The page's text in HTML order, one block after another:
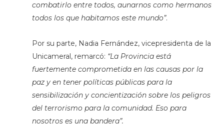
combatirlo entre todos, aunarnos como hermanos
todos los que habitamos este mundo”.
Por su parte, Nadia Fernández, vicepresidenta de la
Unicameral, remarcó: “La Provincia está
fuertemente comprometida en las causas por la
paz y en tener políticas públicas para la
sensibilización y concientización sobre los peligros
del terrorismo para la comunidad. Eso para
nosotros es una bandera”.